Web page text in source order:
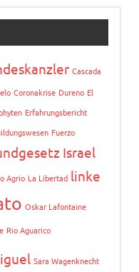
Cascada
Coronakrise Dureno El
Erfahrungsbericht
Fuerzo
Israel
Agrio La Libertad linke
Oskar Lafontaine
Rio Aguarico
Sara Wagenknecht